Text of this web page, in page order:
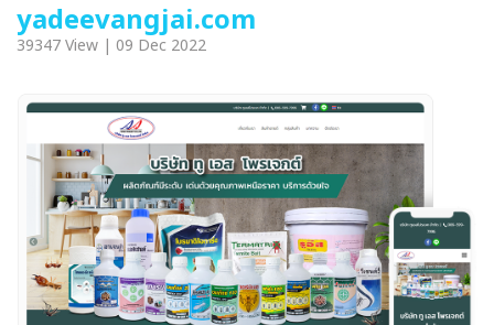
yadeevangjai.com
39347 View | 09 Dec 2022